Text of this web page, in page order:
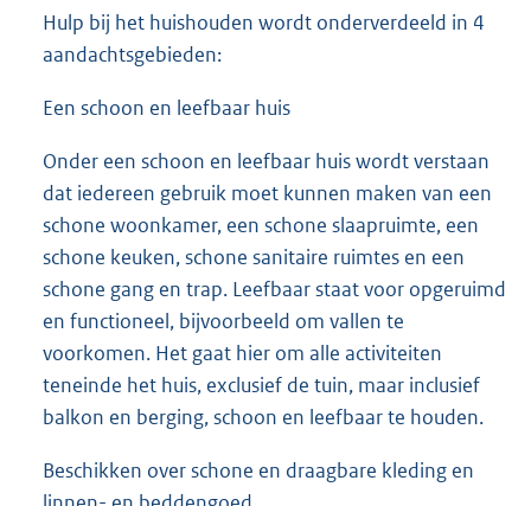
Hulp bij het huishouden wordt onderverdeeld in 4
aandachtsgebieden:
Een schoon en leefbaar huis
Onder een schoon en leefbaar huis wordt verstaan
dat iedereen gebruik moet kunnen maken van een
schone woonkamer, een schone slaapruimte, een
schone keuken, schone sanitaire ruimtes en een
schone gang en trap. Leefbaar staat voor opgeruimd
en functioneel, bijvoorbeeld om vallen te
voorkomen. Het gaat hier om alle activiteiten
teneinde het huis, exclusief de tuin, maar inclusief
balkon en berging, schoon en leefbaar te houden.
Beschikken over schone en draagbare kleding en